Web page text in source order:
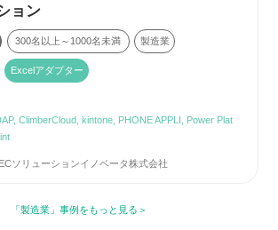
ョン
300名以上～1000名未満 製造業
Excelアダプター
ClimberCloud, kintone, PHONE APPLI, Power Plat
ソリューションイノベータ株式会社
「製造業」事例をもっと見る